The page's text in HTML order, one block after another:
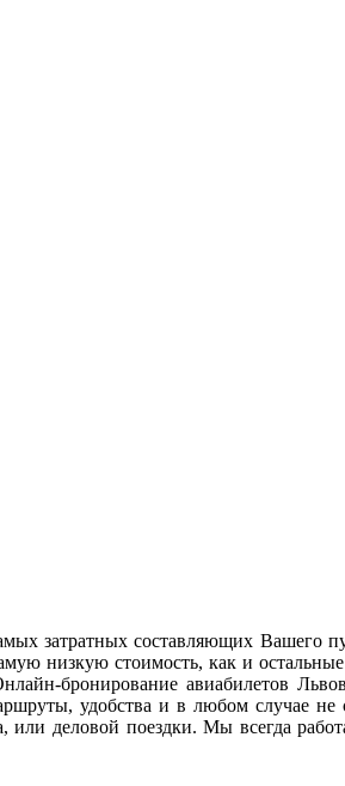
затратных составляющих Вашего
низкую стоимость, как и
бронирование авиабилетов
удобства и в любом случае не
или деловой поездки. Мы всегда